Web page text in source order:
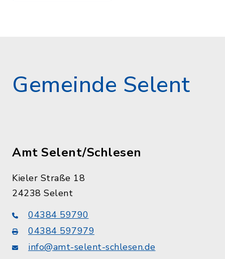
Gemeinde Selent
Amt Selent/Schlesen
Kieler Straße 18
24238 Selent
04384 59790
04384 597979
info@amt-selent-schlesen.de